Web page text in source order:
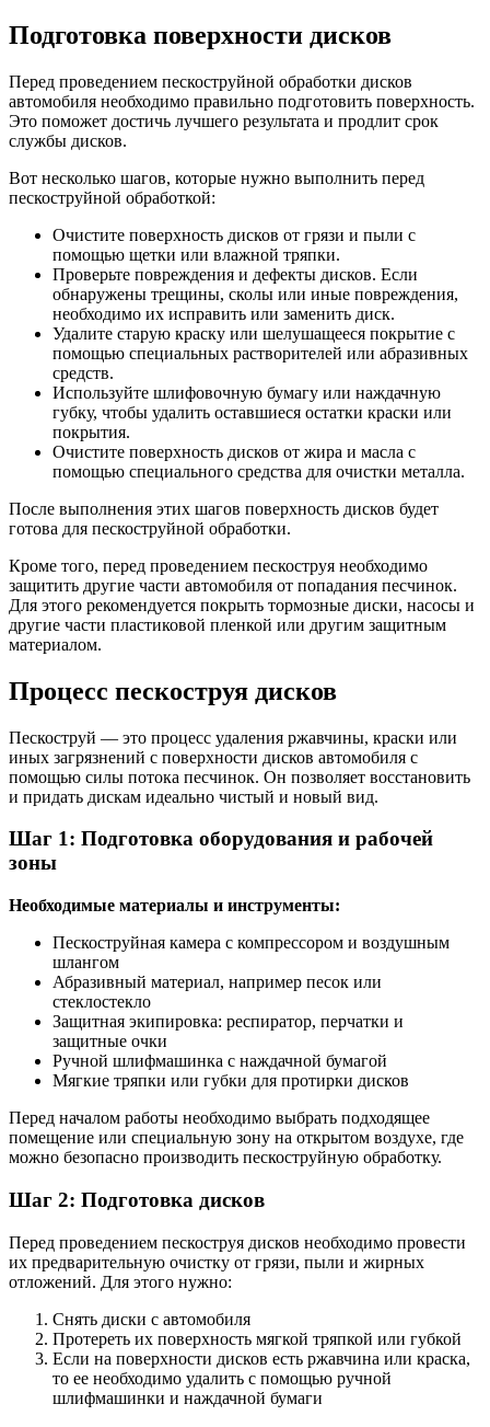
Подготовка поверхности дисков
Перед проведением пескоструйной обработки дисков
автомобиля необходимо правильно подготовить поверхность.
Это поможет достичь лучшего результата и продлит срок
службы дисков.
Вот несколько шагов, которые нужно выполнить перед
пескоструйной обработкой:
Очистите поверхность дисков от грязи и пыли с
помощью щетки или влажной тряпки.
Проверьте повреждения и дефекты дисков. Если
обнаружены трещины, сколы или иные повреждения,
необходимо их исправить или заменить диск.
Удалите старую краску или шелушащееся покрытие с
помощью специальных растворителей или абразивных
средств.
Используйте шлифовочную бумагу или наждачную
губку, чтобы удалить оставшиеся остатки краски или
покрытия.
Очистите поверхность дисков от жира и масла с
помощью специального средства для очистки металла.
После выполнения этих шагов поверхность дисков будет
готова для пескоструйной обработки.
Кроме того, перед проведением пескоструя необходимо
защитить другие части автомобиля от попадания песчинок.
Для этого рекомендуется покрыть тормозные диски, насосы и
другие части пластиковой пленкой или другим защитным
материалом.
Процесс пескоструя дисков
Пескоструй — это процесс удаления ржавчины, краски или
иных загрязнений с поверхности дисков автомобиля с
помощью силы потока песчинок. Он позволяет восстановить
и придать дискам идеально чистый и новый вид.
Шаг 1: Подготовка оборудования и рабочей
зоны
Необходимые материалы и инструменты:
Пескоструйная камера с компрессором и воздушным
шлангом
Абразивный материал, например песок или
стеклостекло
Защитная экипировка: респиратор, перчатки и
защитные очки
Ручной шлифмашинка с наждачной бумагой
Мягкие тряпки или губки для протирки дисков
Перед началом работы необходимо выбрать подходящее
помещение или специальную зону на открытом воздухе, где
можно безопасно производить пескоструйную обработку.
Шаг 2: Подготовка дисков
Перед проведением пескоструя дисков необходимо провести
их предварительную очистку от грязи, пыли и жирных
отложений. Для этого нужно:
Снять диски с автомобиля
Протереть их поверхность мягкой тряпкой или губкой
Если на поверхности дисков есть ржавчина или краска,
то ее необходимо удалить с помощью ручной
шлифмашинки и наждачной бумаги